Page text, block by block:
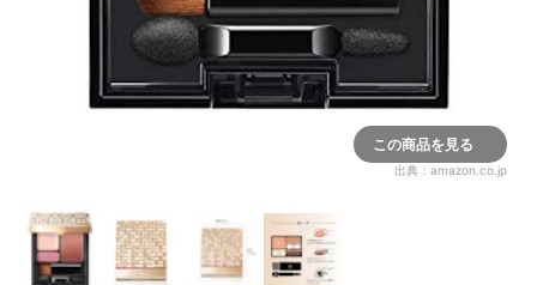
この商品を見る
出典： amazon.co.jp